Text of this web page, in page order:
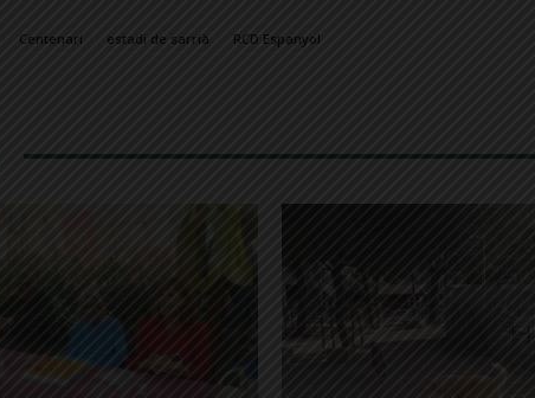
Centenari estadi de sarrià RCD Espanyol